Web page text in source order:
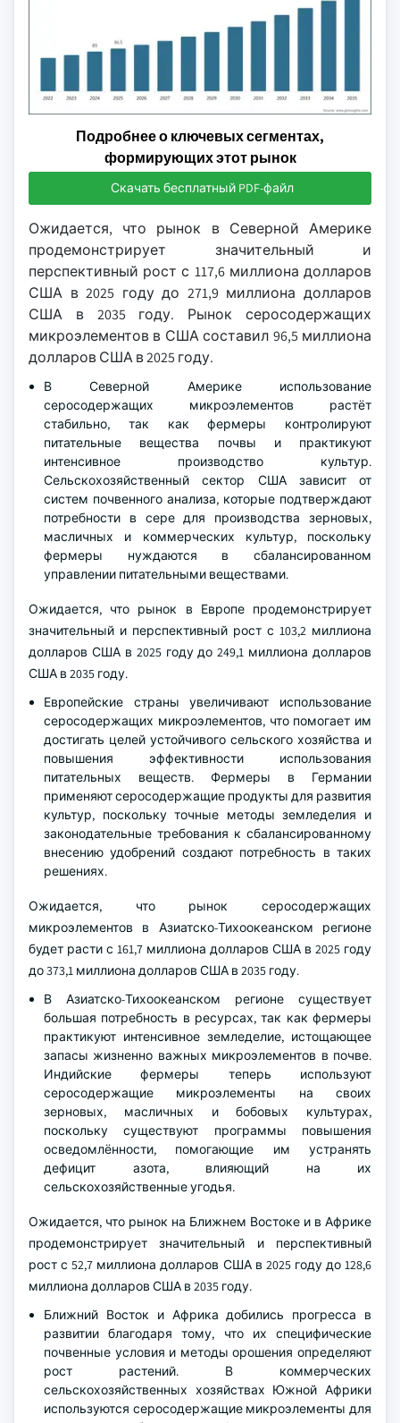
Подробнее о ключевых сегментах,
формирующих этот рынок
Скачать бесплатный PDF-файл
Ожидается, что рынок в Северной Америке
продемонстрирует значительный и
перспективный рост с 117,6 миллиона долларов
США в 2025 году до 271,9 миллиона долларов
США в 2035 году. Рынок серосодержащих
микроэлементов в США составил 96,5 миллиона
долларов США в 2025 году.
В Северной Америке использование
серосодержащих микроэлементов растёт
стабильно, так как фермеры контролируют
питательные вещества почвы и практикуют
интенсивное производство культур.
Сельскохозяйственный сектор США зависит от
систем почвенного анализа, которые подтверждают
потребности в сере для производства зерновых,
масличных и коммерческих культур, поскольку
фермеры нуждаются в сбалансированном
управлении питательными веществами.
Ожидается, что рынок в Европе продемонстрирует
значительный и перспективный рост с 103,2 миллиона
долларов США в 2025 году до 249,1 миллиона долларов
США в 2035 году.
Европейские страны увеличивают использование
серосодержащих микроэлементов, что помогает им
достигать целей устойчивого сельского хозяйства и
повышения эффективности использования
питательных веществ. Фермеры в Германии
применяют серосодержащие продукты для развития
культур, поскольку точные методы земледелия и
законодательные требования к сбалансированному
внесению удобрений создают потребность в таких
решениях.
Ожидается, что рынок серосодержащих
микроэлементов в Азиатско-Тихоокеанском регионе
будет расти с 161,7 миллиона долларов США в 2025 году
до 373,1 миллиона долларов США в 2035 году.
В Азиатско-Тихоокеанском регионе существует
большая потребность в ресурсах, так как фермеры
практикуют интенсивное земледелие, истощающее
запасы жизненно важных микроэлементов в почве.
Индийские фермеры теперь используют
серосодержащие микроэлементы на своих
зерновых, масличных и бобовых культурах,
поскольку существуют программы повышения
осведомлённости, помогающие им устранять
дефицит азота, влияющий на их
сельскохозяйственные угодья.
Ожидается, что рынок на Ближнем Востоке и в Африке
продемонстрирует значительный и перспективный
рост с 52,7 миллиона долларов США в 2025 году до 128,6
миллиона долларов США в 2035 году.
Ближний Восток и Африка добились прогресса в
развитии благодаря тому, что их специфические
почвенные условия и методы орошения определяют
рост растений. В коммерческих
сельскохозяйственных хозяйствах Южной Африки
используются серосодержащие микроэлементы для